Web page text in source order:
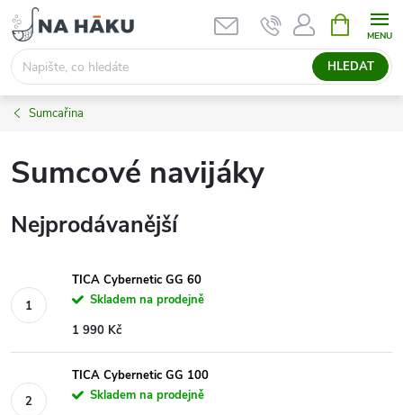
Přejít
na
obsah
HLEDAT
NÁKUPNÍ
KOŠÍK
Sumcařina
Sumcové navijáky
Nejprodávanější
TICA Cybernetic GG 60
Skladem na prodejně
1 990 Kč
TICA Cybernetic GG 100
Skladem na prodejně